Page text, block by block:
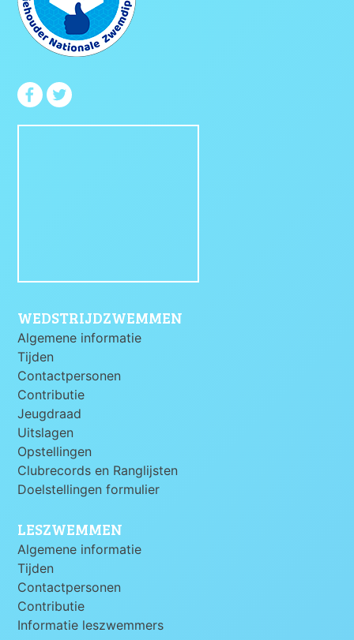
WEDSTRIJDZWEMMEN
Algemene informatie
Tijden
Contactpersonen
Contributie
Jeugdraad
Uitslagen
Opstellingen
Clubrecords en Ranglijsten
Doelstellingen formulier
LESZWEMMEN
Algemene informatie
Tijden
Contactpersonen
Contributie
Informatie leszwemmers